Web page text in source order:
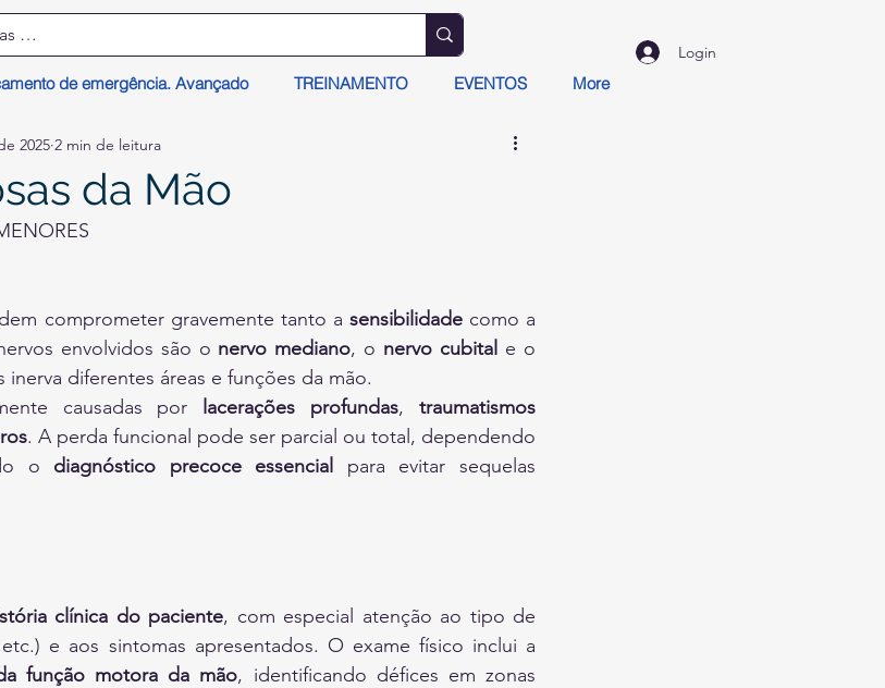
de emergência. Avançado TREINAMENTO EVENTOS More
Login
da Mão
2025 2 min de leitura
comprometer gravemente tanto a sensibilidade
envolvidos são o nervo mediano, o nervo cubital
inerva diferentes áreas e funções da mão.
causadas por
lacerações profundas, traumatismos
. A perda funcional pode ser parcial ou total, dependendo
o diagnóstico precoce essencial
para evitar sequelas
clínica do paciente, com especial atenção ao tipo de
função motora da mão, identificando défices em zonas